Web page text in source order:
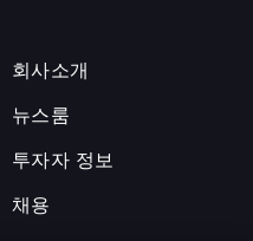
회사소개
뉴스룸
투자자 정보
채용